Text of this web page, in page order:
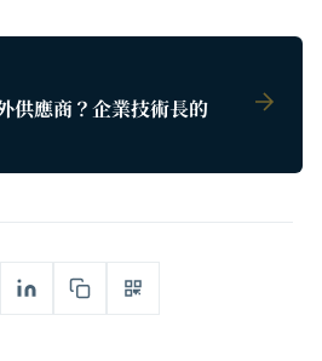
供應商？企業技術長的